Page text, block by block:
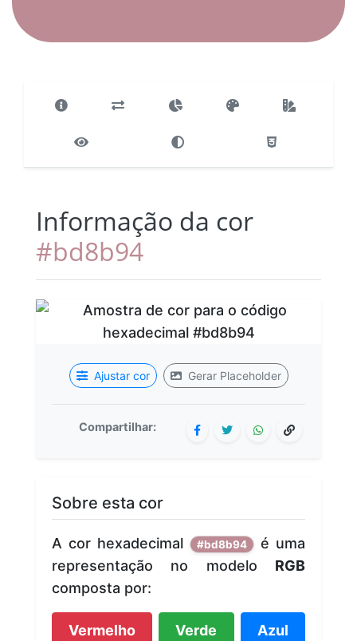
Informação da cor
#bd8b94
Ajustar cor Gerar Placeholder
Compartilhar:
Sobre esta cor
A cor hexadecimal #bd8b94
é uma
representação no modelo RGB
composta por:
Vermelho Verde Azul